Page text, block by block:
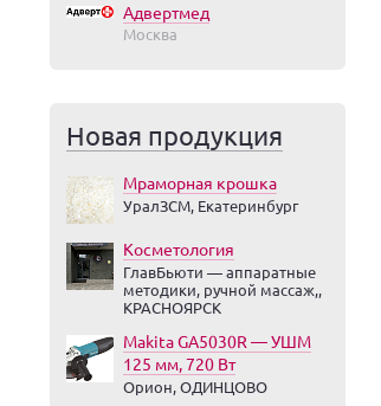
Адвертмед
Москва
Новая продукция
Мраморная крошка
УралЗСМ, Екатеринбург
Косметология
ГлавБьюти — аппаратные
методики, ручной массаж,,
КРАСНОЯРСК
Makita GA5030R — УШМ
125 мм, 720 Вт
Орион, ОДИНЦОВО